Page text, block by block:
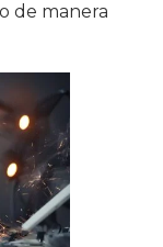
de manera